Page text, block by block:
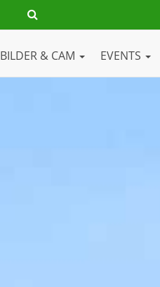
BILDER & CAM EVENTS